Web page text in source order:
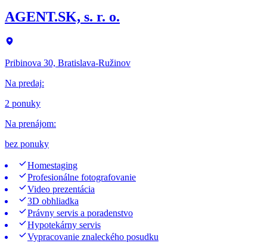
AGENT.SK, s. r. o.
Pribinova 30, Bratislava-Ružinov
Na predaj:
2 ponuky
Na prenájom:
bez ponuky
Homestaging
Profesionálne fotografovanie
Video prezentácia
3D obhliadka
Právny servis a poradenstvo
Hypotekárny servis
Vypracovanie znaleckého posudku